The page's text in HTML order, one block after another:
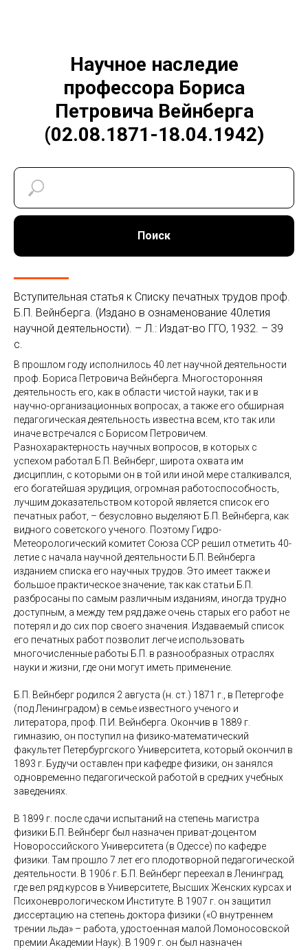
Научное наследие
профессора Бориса
Петровича Вейнберга
(02.08.1871-18.04.1942)
Поиск
Вступительная статья к Списку печатных трудов проф.
Б.П. Вейнберга. (Издано в ознаменование 40летия
научной деятельности). – Л.: Издат-во ГГО, 1932. – 39
с.
В прошлом году исполнилось 40 лет научной деятельности
проф. Бориса Петровича Вейнберга. Многосторонняя
деятельность его, как в области чистой науки, так и в
научно-организационных вопросах, а также его обширная
педагогическая деятельность известна всем, кто так или
иначе встречался с Борисом Петровичем.
Разнохарактерность научных вопросов, в которых с
успехом работал Б.П. Вейнберг, широта охвата им
дисциплин, с которыми он в той или иной мере сталкивался,
его богатейшая эрудиция, огромная работоспособность,
лучшим доказательством которой является список его
печатных работ, – безусловно выделяют Б.П. Вейнберга, как
видного советского ученого. Поэтому Гидро-
Метеорологический комитет Союза ССР решил отметить 40-
летие с начала научной деятельности Б.П. Вейнберга
изданием списка его научных трудов. Это имеет также и
большое практическое значение, так как статьи Б.П.
разбросаны по самым различным изданиям, иногда трудно
доступным, а между тем ряд даже очень старых его работ не
потерял и до сих пор своего значения. Издаваемый список
его печатных работ позволит легче использовать
многочисленные работы Б.П. в разнообразных отраслях
науки и жизни, где они могут иметь применение.
Б.П. Вейнберг родился 2 августа (н. ст.) 1871 г., в Петергофе
(под Ленинградом) в семье известного ученого и
литератора, проф. П.И. Вейнберга. Окончив в 1889 г.
гимназию, он поступил на физико-математический
факультет Петербургского Университета, который окончил в
1893 г. Будучи оставлен при кафедре физики, он занялся
одновременно педагогической работой в средних учебных
заведениях.
В 1899 г. после сдачи испытаний на степень магистра
физики Б.П. Вейнберг был назначен приват-доцентом
Новороссийского Университета (в Одессе) по кафедре
физики. Там прошло 7 лет его плодотворной педагогической
деятельности. В 1906 г. Б.П. Вейнберг переехал в Ленинград,
где вел ряд курсов в Университете, Высших Женских курсах и
Психоневрологическом Институте. В 1907 г. он защитил
диссертацию на степень доктора физики («О внутреннем
трении льда» – работа, удостоенная малой Ломоносовской
премии Академии Наук). В 1909 г. он был назначен